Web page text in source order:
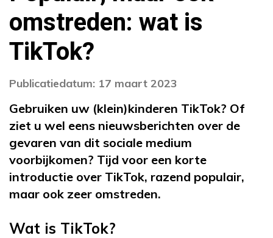
omstreden: wat is
TikTok?
Publicatiedatum: 17 maart 2023
Gebruiken uw (klein)kinderen TikTok? Of
ziet u wel eens nieuwsberichten over de
gevaren van dit sociale medium
voorbijkomen? Tijd voor een korte
introductie over TikTok, razend populair,
maar ook zeer omstreden.
Wat is TikTok?